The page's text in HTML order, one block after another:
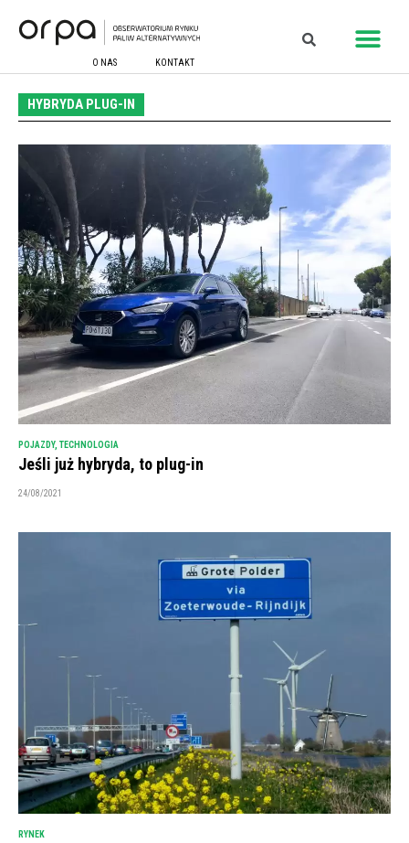
O NAS KONTAKT
HYBRYDA PLUG-IN
POJAZDY, TECHNOLOGIA
Jeśli już hybryda, to plug-in
24/08/2021
RYNEK